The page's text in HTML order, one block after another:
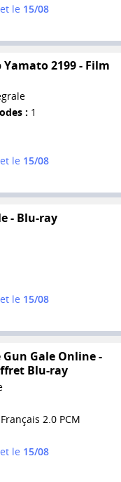
le 15/08
2199 - Film
: 1
le 15/08
- Blu-ray
le 15/08
Gale Online -
Blu-ray
Français 2.0 PCM
le 15/08